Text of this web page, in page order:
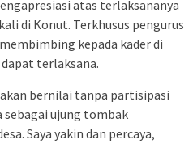
atas terlaksananya
di Konut. Terkhusus pengurus
kepada kader di
terlaksana.
bernilai tanpa partisipasi
sebagai ujung tombak
Saya yakin dan percaya,